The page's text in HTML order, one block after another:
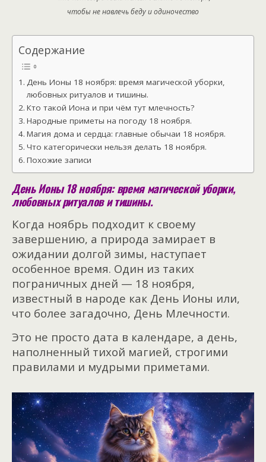
чтобы не навлечь беду и одиночество
Содержание
День Ионы 18 ноября: время магической уборки,
любовных ритуалов и тишины.
Кто такой Иона и при чём тут млечность?
Народные приметы на погоду 18 ноября.
Магия дома и сердца: главные обычаи 18 ноября.
Что категорически нельзя делать 18 ноября.
Похожие записи
День Ионы 18 ноября: время магической уборки,
любовных ритуалов и тишины.
Когда ноябрь подходит к своему
завершению, а природа замирает в
ожидании долгой зимы, наступает
особенное время. Один из таких
пограничных дней — 18 ноября,
известный в народе как День Ионы или,
что более загадочно, День Млечности.
Это не просто дата в календаре, а день,
наполненный тихой магией, строгими
правилами и мудрыми приметами.